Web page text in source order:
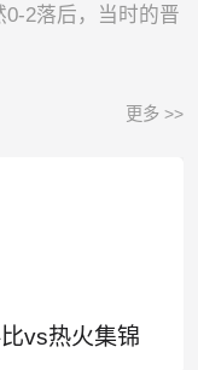
2落后，当时的晋
更多 >>
vs热火集锦